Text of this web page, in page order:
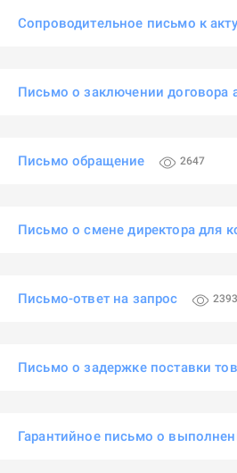
Сопроводительное письмо к
Письмо о заключении договора
Письмо обращение 2647
Письмо о смене директора для
Письмо-ответ на запрос 2393
Письмо о задержке поставки
Гарантийное письмо о